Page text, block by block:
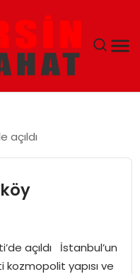
açıldı
açıldı İstanbul’un
yapısı ve